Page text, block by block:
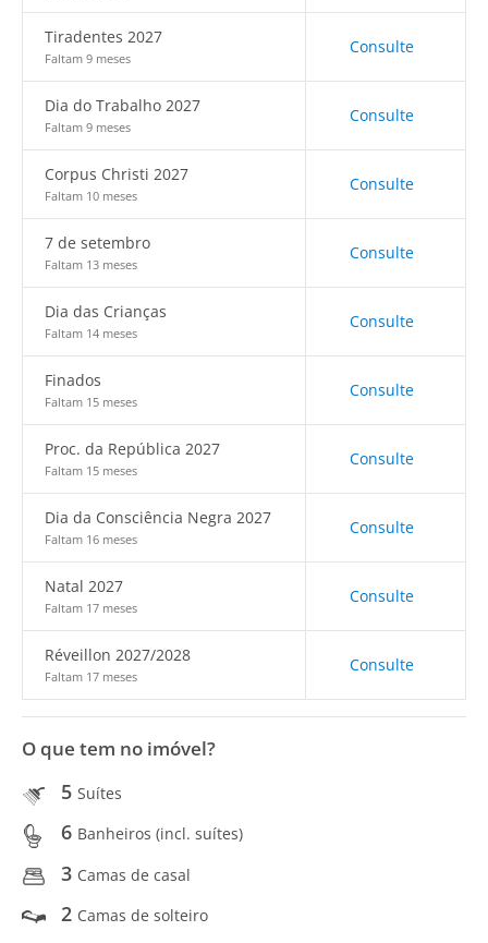
Tiradentes 2027
Faltam 9 meses
Consulte
Dia do Trabalho 2027
Faltam 9 meses
Consulte
Corpus Christi 2027
Faltam 10 meses
Consulte
7 de setembro
Faltam 13 meses
Consulte
Dia das Crianças
Faltam 14 meses
Consulte
Finados
Faltam 15 meses
Consulte
Proc. da República 2027
Faltam 15 meses
Consulte
Dia da Consciência Negra 2027
Faltam 16 meses
Consulte
Natal 2027
Faltam 17 meses
Consulte
Réveillon 2027/2028
Faltam 17 meses
Consulte
O que tem no imóvel?
5 Suítes
6 Banheiros (incl. suítes)
3 Camas de casal
2 Camas de solteiro